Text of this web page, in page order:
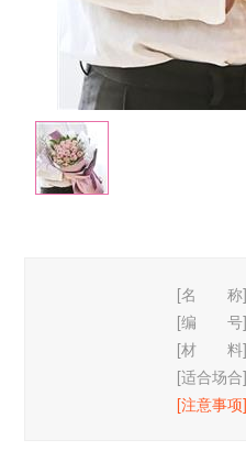
[名 称]
[编 号]
[材 料]
[适合场
[注意事